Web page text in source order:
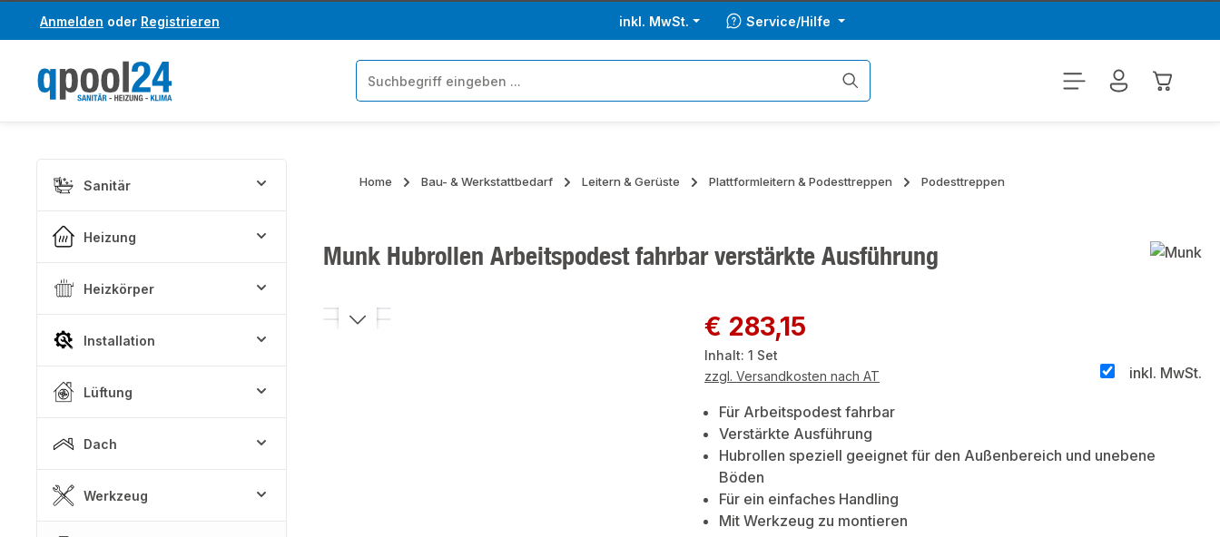
Hauptinhalt springen
Zur Suche springen
Anmelden oder Registrieren inkl. MwSt. Service/Hilfe
Sanitär
Heizung
Heizkörper
Installation
Lüftung
Dach
Werkzeug
Home Bau- & Werkstattbedarf Leitern & Gerüste Plattformleitern & Podesttreppen Podesttreppen
Munk Hubrollen Arbeitspodest fahrbar verstärkte Ausführung
Bildergalerie überspringen Regulärer Preis:
€ 283,15
Inhalt: 1 Set
inkl. MwSt.
zzgl. Versandkosten nach AT
Für Arbeitspodest fahrbar
Verstärkte Ausführung
Hubrollen speziell geeignet für den Außenbereich und unebene
Böden
Für ein einfaches Handling
Mit Werkzeug zu montieren